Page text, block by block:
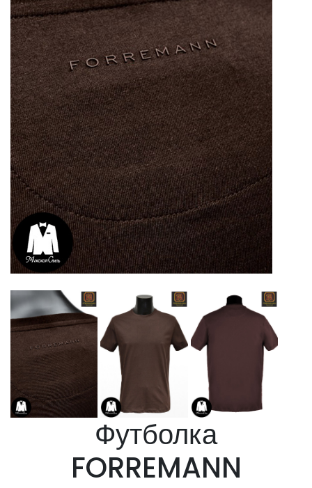
Футболка
FORREMANN